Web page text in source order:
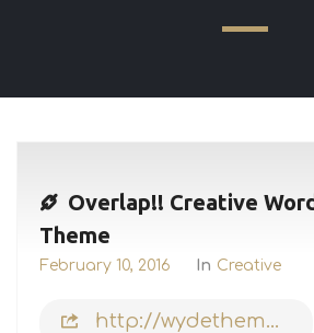
Overlap!! Creative
Theme
February 10, 2016 In Creative
http://wydethemes-wydethemes.com